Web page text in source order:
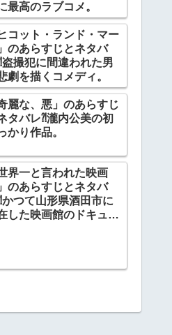
最高のラブコメ。
ヒコット・ランド・マー
のあらすじとネタバ
盗撮犯に間違われた男
劇を描くコメディ。
麗な、悪」のあらすじ
タバレ⁈瀧内公美の初
かり作品。
界一と言われた映画
のあらすじとネタバ
かつて山形県酒田市に
した映画館のドキュメ